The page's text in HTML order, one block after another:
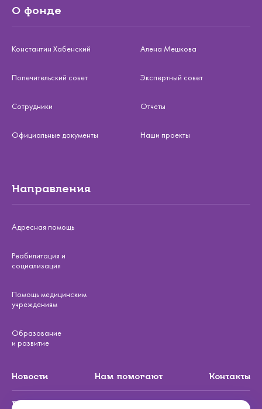
О фонде
Константин Хабенский Алена Мешкова
Попечительский совет Экспертный совет
Сотрудники Отчеты
Официальные документы Наши проекты
Направления
Адресная помощь
Реабилитация и
социализация
Помощь медицинским
учреждениям
Образование
и развитие
Новости Нам помогают Контакты
Подписаться на рассылку